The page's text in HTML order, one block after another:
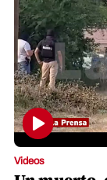
Videos